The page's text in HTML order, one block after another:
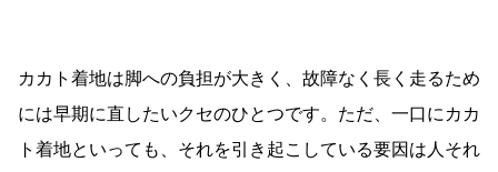
カカト着地は脚への負担が大きく、故障なく長く走るため
には早期に直したいクセのひとつです。ただ、一口にカカ
ト着地といっても、それを引き起こしている要因は人それ